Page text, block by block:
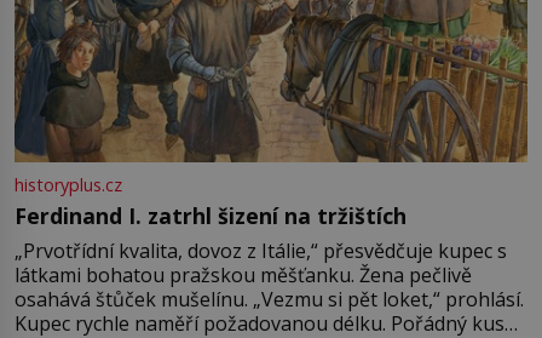
historyplus.cz
Ferdinand I. zatrhl šizení na tržištích
„Prvotřídní kvalita, dovoz z Itálie,“ přesvědčuje kupec s
látkami bohatou pražskou měšťanku. Žena pečlivě
osahává štůček mušelínu. „Vezmu si pět loket,“ prohlásí.
Kupec rychle naměří požadovanou délku. Pořádný kus